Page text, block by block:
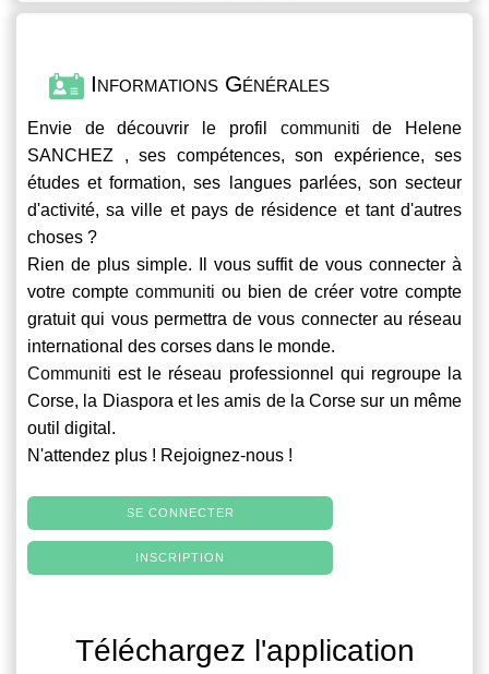
Informations Générales
Envie de découvrir le profil communiti de Helene
SANCHEZ , ses compétences, son expérience, ses
études et formation, ses langues parlées, son secteur
d'activité, sa ville et pays de résidence et tant d'autres
choses ?
Rien de plus simple. Il vous suffit de vous connecter à
votre compte communiti ou bien de créer votre compte
gratuit qui vous permettra de vous connecter au réseau
international des corses dans le monde.
Communiti est le réseau professionnel qui regroupe la
Corse, la Diaspora et les amis de la Corse sur un même
outil digital.
N'attendez plus ! Rejoignez-nous !
SE CONNECTER
INSCRIPTION
Téléchargez l'application